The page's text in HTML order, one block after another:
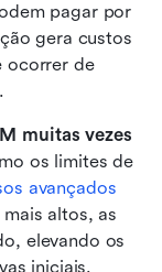
pagar por
gera custos
ocorrer de
muitas vezes
os limites de
avançados
altos, as
elevando os
iniciais.